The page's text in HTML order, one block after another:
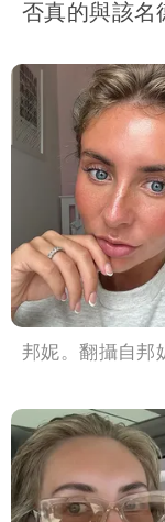
否真的與該名
邦妮。翻攝自邦